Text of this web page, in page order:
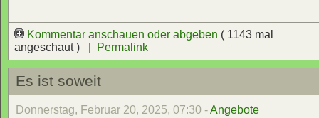
Kommentar anschauen oder abgeben ( 1143 mal
angeschaut ) |
Permalink
Es ist soweit
Donnerstag, Februar 20, 2025, 07:30 -Angebote